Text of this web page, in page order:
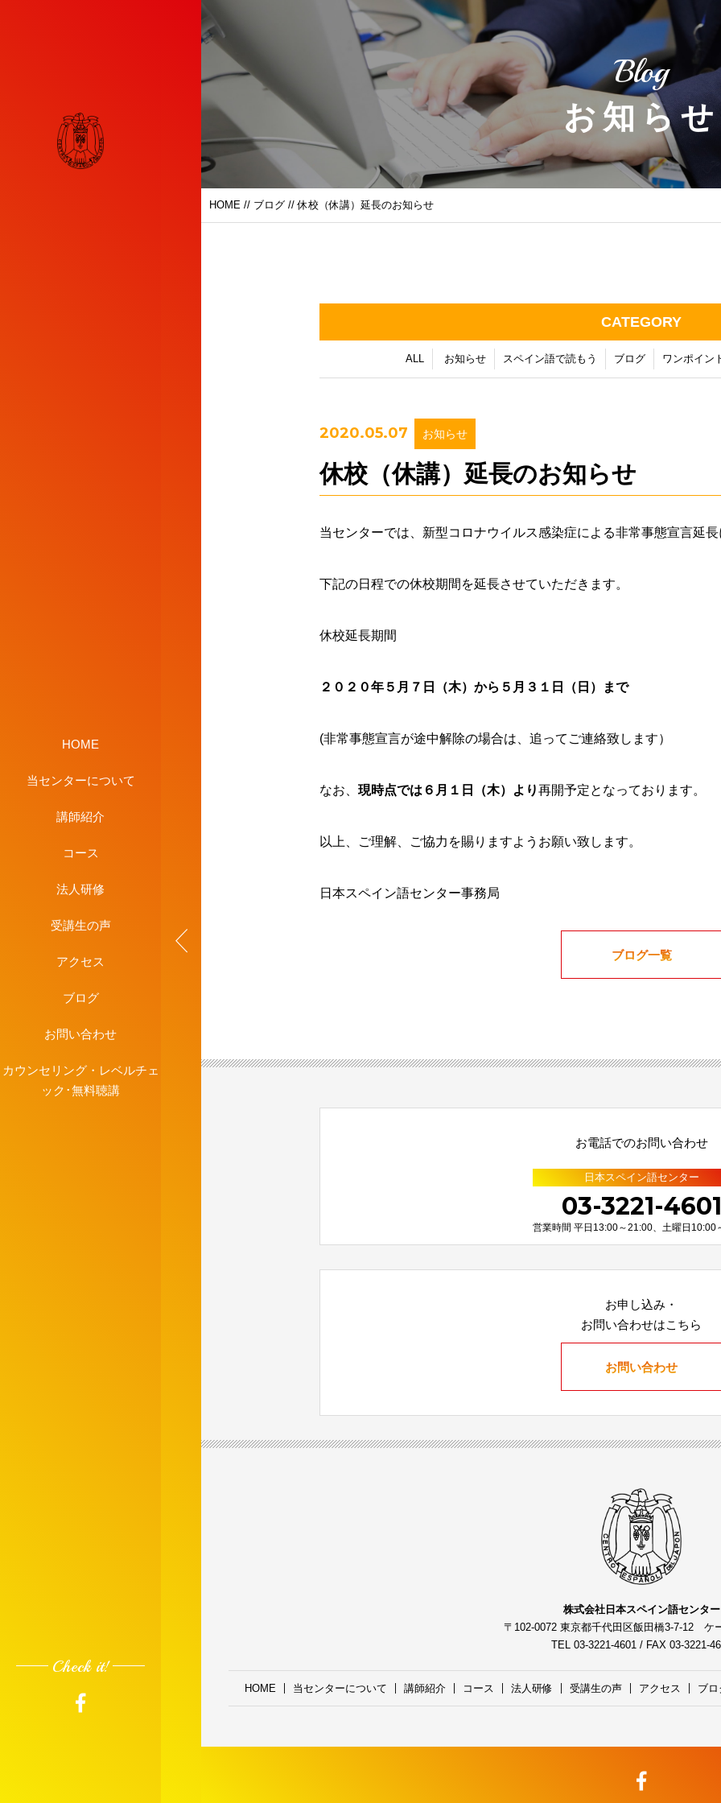
HOME
当センターについて
講師紹介
コース
法人研修
受講生の声
アクセス
ブログ
お問い合わせ
カウンセリング・レベルチェ
ック･無料聴講
Check it!
Blog
お知らせ
HOME // ブログ // 休校（休講）延長のお知らせ
CATEGORY
ALL お知らせ スペイン語で読もう ブログ ワンポイン
2020.05.07 お知らせ
休校（休講）延長のお知らせ
当センターでは、新型コロナウイルス感染症による非常事態宣言延
下記の日程での休校期間を延長させていただきます。
休校延長期間
２０２０年５月７日（木）から５月３１日（日）まで
(非常事態宣言が途中解除の場合は、追ってご連絡致します）
なお、 現時点では６月１日（木）より再開予定となっております。
以上、ご理解、ご協力を賜りますようお願い致します。
日本スペイン語センター事務局
ブログ一覧
お電話でのお問い合わせ
日本スペイン語センター
03-3221-4601
営業時間 平日13:00～21:00、土曜日10:00
お申し込み・
お問い合わせはこちら
お問い合わせ
株式会社日本スペイン語センター
〒102-0072 東京都千代田区飯田橋3-7-12 ケ
TEL 03-3221-4601 / FAX 03-3221-
HOME 当センターについて 講師紹介 コース 法人研修 受講生の声 アクセス ブロ